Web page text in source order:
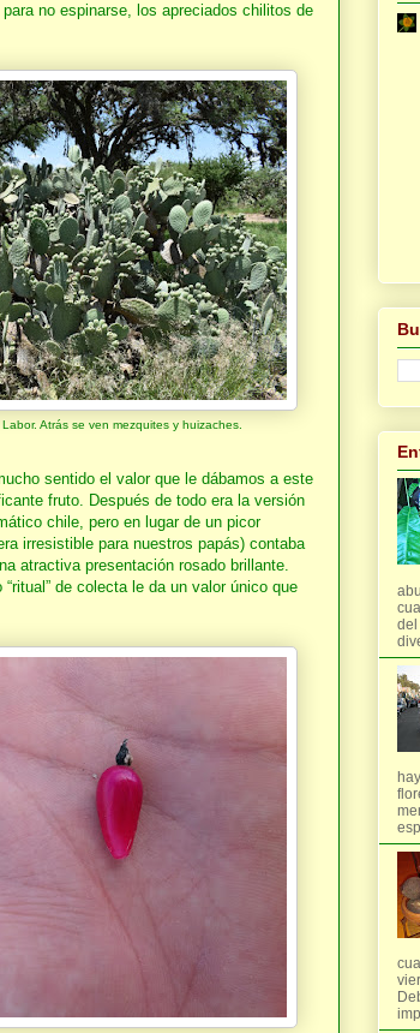
no espinarse, los apreciados chilitos de
Atrás se ven mezquites y huizaches.
sentido el valor que le dábamos a este
fruto. Después de todo era la versión
chile, pero en lugar de un picor
irresistible para nuestros papás) contaba
atractiva presentación rosado brillante.
de colecta le da un valor único que
del